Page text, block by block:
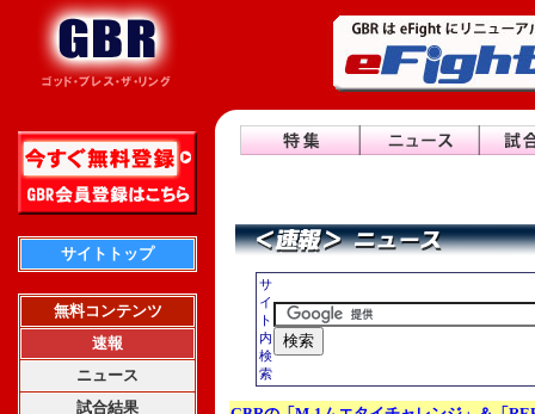
サイトトップ
無料コンテンツ
速報
ニュース
試合結果
サ
イ
ト
内
検
索